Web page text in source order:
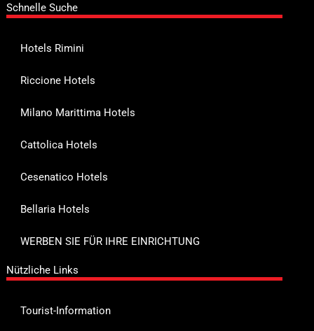
Schnelle Suche
Hotels Rimini
Riccione Hotels
Milano Marittima Hotels
Cattolica Hotels
Cesenatico Hotels
Bellaria Hotels
WERBEN SIE FÜR IHRE EINRICHTUNG
Nützliche Links
Tourist-Information